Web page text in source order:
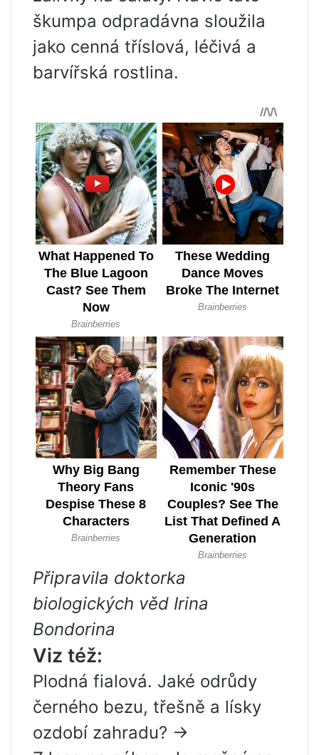
škumpa odpradávna sloužila
jako cenná tříslová, léčivá a
barvířská rostlina.
Připravila doktorka
biologických věd Irina
Bondorina
Viz též:
Plodná fialová. Jaké odrůdy
černého bezu, třešně a lísky
ozdobí zahradu? →